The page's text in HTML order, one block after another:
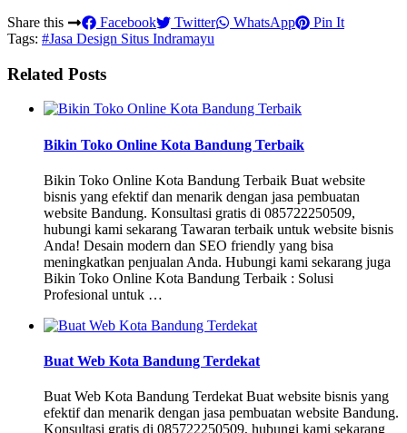
Share this
Facebook Twitter WhatsApp
Pin It
Tags: #Jasa Design Situs Indramayu
Related Posts
Bikin Toko Online Kota Bandung Terbaik
Bikin Toko Online Kota Bandung Terbaik Buat website
bisnis yang efektif dan menarik dengan jasa pembuatan
website Bandung. Konsultasi gratis di 085722250509,
hubungi kami sekarang Tawaran terbaik untuk website bisnis
Anda! Desain modern dan SEO friendly yang bisa
meningkatkan penjualan Anda. Hubungi kami sekarang juga
Bikin Toko Online Kota Bandung Terbaik : Solusi
Profesional untuk …
Buat Web Kota Bandung Terdekat
Buat Web Kota Bandung Terdekat Buat website bisnis yang
efektif dan menarik dengan jasa pembuatan website Bandung.
Konsultasi gratis di 085722250509, hubungi kami sekarang